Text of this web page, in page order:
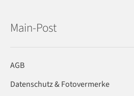
Main-Post
AGB
Datenschutz & Fotovermerke